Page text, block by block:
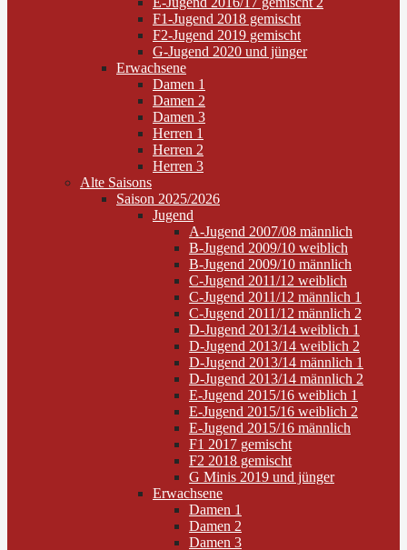
F1-Jugend 2018 gemischt
F2-Jugend 2019 gemischt
G-Jugend 2020 und jünger
Erwachsene
Damen 1
Damen 2
Damen 3
Herren 1
Herren 2
Herren 3
Alte Saisons
Saison 2025/2026
Jugend
A-Jugend 2007/08 männlich
B-Jugend 2009/10 weiblich
B-Jugend 2009/10 männlich
C-Jugend 2011/12 weiblich
C-Jugend 2011/12 männlich 1
C-Jugend 2011/12 männlich 2
D-Jugend 2013/14 weiblich 1
D-Jugend 2013/14 weiblich 2
D-Jugend 2013/14 männlich 1
D-Jugend 2013/14 männlich 2
E-Jugend 2015/16 weiblich 1
E-Jugend 2015/16 weiblich 2
E-Jugend 2015/16 männlich
F1 2017 gemischt
F2 2018 gemischt
G Minis 2019 und jünger
Erwachsene
Damen 1
Damen 2
Damen 3